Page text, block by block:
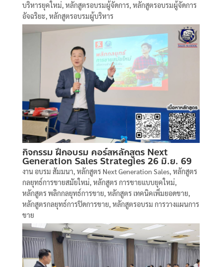
บริหารยุคใหม่, หลักสูตรอบรมผู้จัดการ, หลักสูตรอบรมผู้จัดการ
อัจฉริยะ, หลักสูตรอบรมผู้บริหาร
กิจกรรม ฝึกอบรม คอร์สหลักสูตร Next
Generation Sales Strategies 26 มิ.ย. 69
งาน อบรม สัมมนา, หลักสูตร Next Generation Sales, หลักสูตร
กลยุทธ์การขายสมัยใหม่, หลักสูตร การขายแบบยุคใหม่,
หลักสูตร พลิกกลยุทธ์การขาย, หลักสูตร เทคนิคเพิ่มยอดขาย,
หลักสูตรกลยุทธ์การปิดการขาย, หลักสูตรอบรม การวางแผนการ
ขาย